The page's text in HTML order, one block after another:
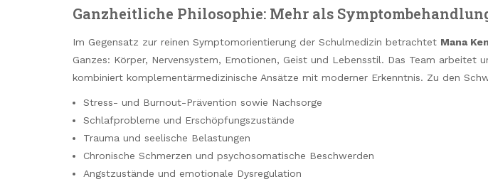
Ganzheitliche Philosophie: Mehr als
Im Gegensatz zur reinen Symptomorientierung der Schulmedizin betrachtet Mana
Ganzes: Körper, Nervensystem, Emotionen, Geist und Lebensstil. Das Team arbeitet
kombiniert komplementärmedizinische Ansätze mit moderner Erkenntnis. Zu den
Stress- und Burnout-Prävention sowie Nachsorge
Schlafprobleme und Erschöpfungszustände
Trauma und seelische Belastungen
Chronische Schmerzen und psychosomatische Beschwerden
Angstzustände und emotionale Dysregulation